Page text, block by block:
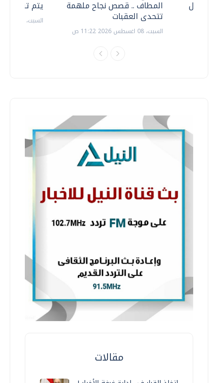
يتم
السبت، 18 يوليو 2026 09:22 ص
المطاف .. قصص نجاح ملهمة
تتحدى العقبات
السبت، 08 اغسطس 2026 11:22 ص
نتعامل
مقالات